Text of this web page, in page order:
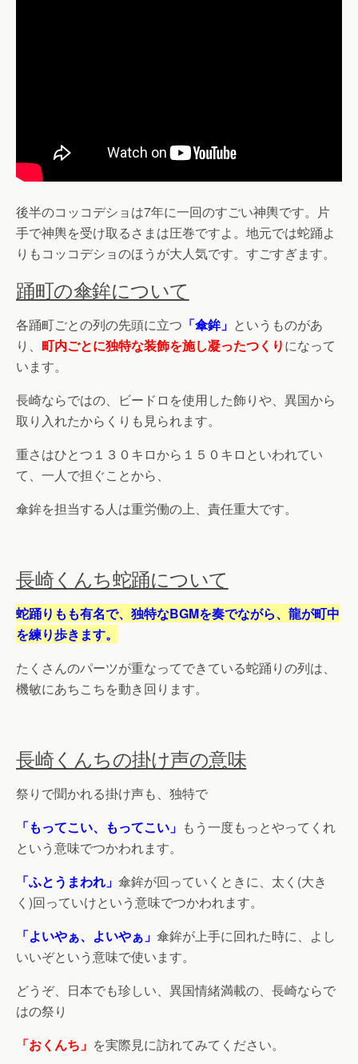
後半のコッコデショは7年に一回のすごい神輿です。片
手で神輿を受け取るさまは圧巻ですよ。地元では蛇踊よ
りもコッコデショのほうが大人気です。すごすぎます。
踊町の傘鉾について
各踊町ごとの列の先頭に立つ 「傘鉾」 というものがあ
り、 町内ごとに独特な装飾を施し凝ったつくりになって
います。
長崎ならではの、ビードロを使用した飾りや、異国から
取り入れたからくりも見られます。
重さはひとつ１３０キロから１５０キロといわれてい
て、一人で担ぐことから、
傘鉾を担当する人は重労働の上、責任重大です。
長崎くんち蛇踊について
蛇踊りもも有名で、独特なBGMを奏でながら、龍が町中
を練り歩きます。
たくさんのパーツが重なってできている蛇踊りの列は、
機敏にあちこちを動き回ります。
長崎くんちの掛け声の意味
祭りで聞かれる掛け声も、独特で
「もってこい、もってこい」 もう一度もっとやってくれ
という意味でつかわれます。
「ふとうまわれ」 傘鉾が回っていくときに、太く(大き
く)回っていけという意味でつかわれます。
「よいやぁ、よいやぁ」 傘鉾が上手に回れた時に、よし
いいぞという意味で使います。
どうぞ、日本でも珍しい、異国情緒満載の、長崎ならで
はの祭り
「おくんち」 を実際見に訪れてみてください。